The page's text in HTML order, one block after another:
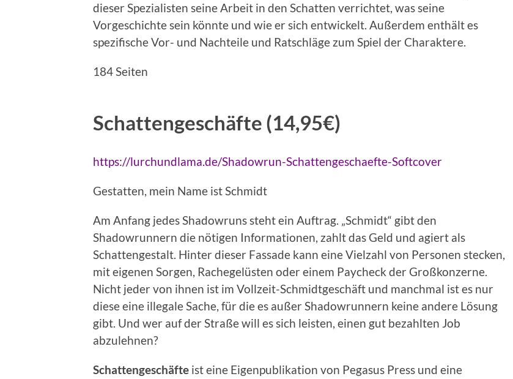
dieser Spezialisten seine Arbeit in den Schatten verrichtet, was seine
Vorgeschichte sein könnte und wie er sich entwickelt. Außerdem enthält es
spezifische Vor- und Nachteile und Ratschläge zum Spiel der Charaktere.
184 Seiten
Schattengeschäfte (14,95€)
https://lurchundlama.de/Shadowrun-Schattengeschaefte-Softcover
Gestatten, mein Name ist Schmidt
Am Anfang jedes Shadowruns steht ein Auftrag. „Schmidt“ gibt den
Shadowrunnern die nötigen Informationen, zahlt das Geld und agiert als
Schattengestalt. Hinter dieser Fassade kann eine Vielzahl von Personen stecken,
mit eigenen Sorgen, Rachegelüsten oder einem Paycheck der Großkonzerne.
Nicht jeder von ihnen ist im Vollzeit-Schmidtgeschäft und manchmal ist es nur
diese eine illegale Sache, für die es außer Shadowrunnern keine andere Lösung
gibt. Und wer auf der Straße will es sich leisten, einen gut bezahlten Job
abzulehnen?
Schattengeschäfte ist eine Eigenpublikation von Pegasus Press und eine